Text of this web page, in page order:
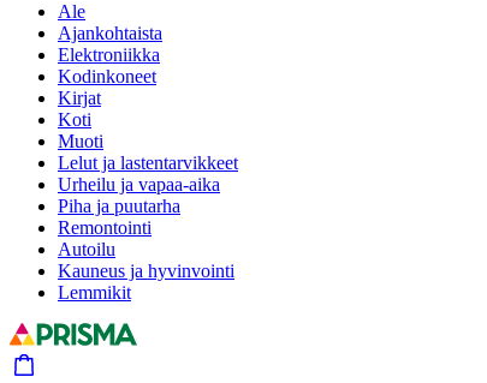
Ale
Ajankohtaista
Elektroniikka
Kodinkoneet
Kirjat
Koti
Muoti
Lelut ja lastentarvikkeet
Urheilu ja vapaa-aika
Piha ja puutarha
Remontointi
Autoilu
Kauneus ja hyvinvointi
Lemmikit